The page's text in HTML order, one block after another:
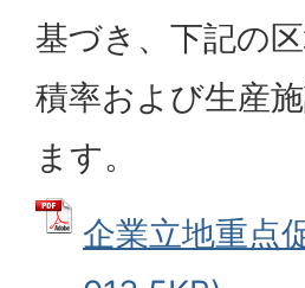
基づき、下記の
積率および生産
ます。
企業立地重点